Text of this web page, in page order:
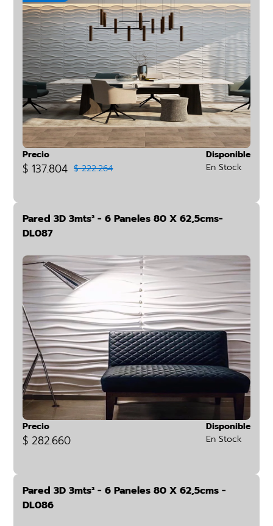
Precio
$ 137.804 $ 222.264
Disponible
En Stock
Pared 3D 3mts² - 6 Paneles 80 X 62,5cms-
DL087
Precio
$ 282.660
Disponible
En Stock
Pared 3D 3mts² - 6 Paneles 80 X 62,5cms -
DL086